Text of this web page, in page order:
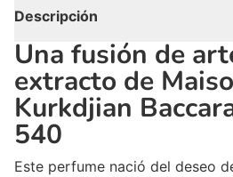
Descripción
Una fusión de
extracto de
Kurkdjian
540
Este perfume nació del deseo